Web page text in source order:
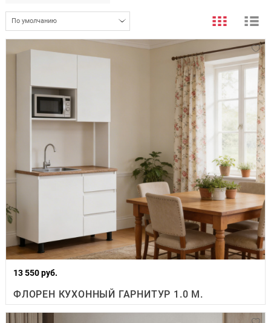
По умолчанию
13 550 руб.
ФЛОРЕН КУХОННЫЙ ГАРНИТУР 1.0 М.